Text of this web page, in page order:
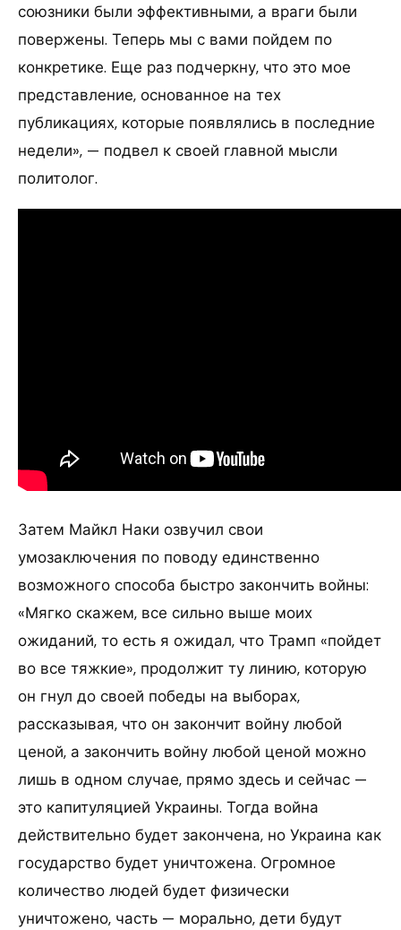
союзники были эффективными, а враги были
повержены. Теперь мы с вами пойдем по
конкретике. Еще раз подчеркну, что это мое
представление, основанное на тех
публикациях, которые появлялись в последние
недели», — подвел к своей главной мысли
политолог.
Затем Майкл Наки озвучил свои
умозаключения по поводу единственно
возможного способа быстро закончить войны:
«Мягко скажем, все сильно выше моих
ожиданий, то есть я ожидал, что Трамп «пойдет
во все тяжкие», продолжит ту линию, которую
он гнул до своей победы на выборах,
рассказывая, что он закончит войну любой
ценой, а закончить войну любой ценой можно
лишь в одном случае, прямо здесь и сейчас —
это капитуляцией Украины. Тогда война
действительно будет закончена, но Украина как
государство будет уничтожена. Огромное
количество людей будет физически
уничтожено, часть — морально, дети будут